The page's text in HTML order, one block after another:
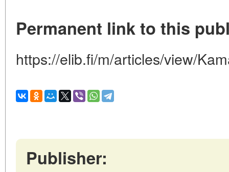
Permanent link to this
https://elib.fi/m/articles/view/
Publisher: